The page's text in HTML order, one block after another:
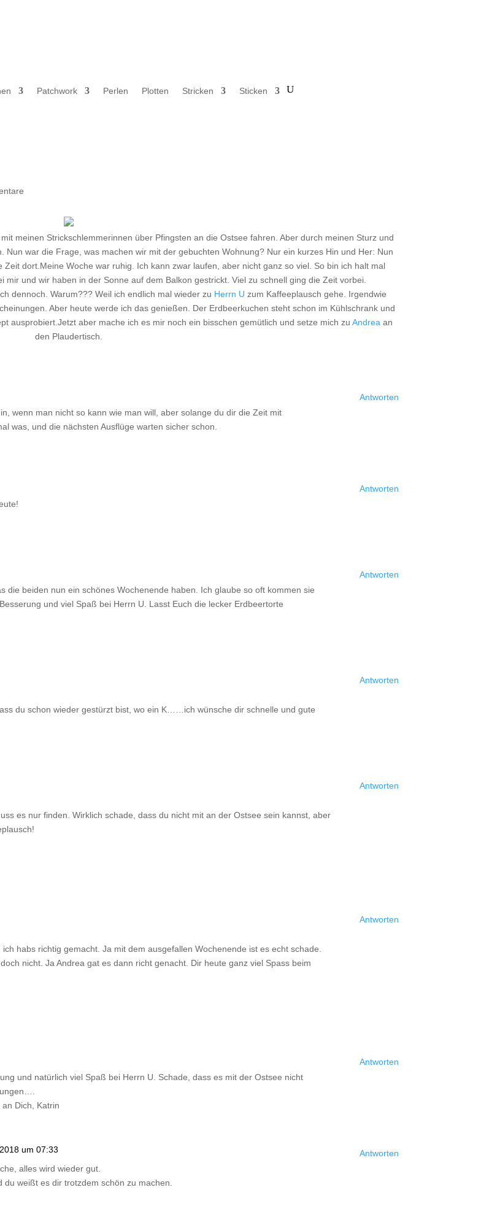
Patchwork Perlen Plotten Stricken Sticken
meinen Strickschlemmerinnen über Pfingsten an die Ostsee fahren. Aber durch meinen Sturz und
war die Frage, was machen wir mit der gebuchten Wohnung? Nur ein kurzes Hin und Her: Nun
dort.Meine Woche war ruhig. Ich kann zwar laufen, aber nicht ganz so viel. So bin ich halt mal
und wir haben in der Sonne auf dem Balkon gestrickt. Viel zu schnell ging die Zeit vorbei.
dennoch. Warum??? Weil ich endlich mal wieder zu Herrn U zum Kaffeeplausch gehe. Irgendwie
Aber heute werde ich das genießen. Der Erdbeerkuchen steht schon im Kühlschrank und
ausprobiert.Jetzt aber mache ich es mir noch ein bisschen gemütlich und setze mich zu Andrea an
den Plaudertisch.
wenn man nicht so kann wie man will, aber solange du dir die Zeit mit
was, und die nächsten Ausflüge warten sicher schon.
Antworten
Antworten
die beiden nun ein schönes Wochenende haben. Ich glaube so oft kommen sie
und viel Spaß bei Herrn U. Lasst Euch die lecker Erdbeertorte
Antworten
du schon wieder gestürzt bist, wo ein K……ich wünsche dir schnelle und gute
Antworten
es nur finden. Wirklich schade, dass du nicht mit an der Ostsee sein kannst, aber
Antworten
habs richtig gemacht. Ja mit dem ausgefallen Wochenende ist es echt schade.
nicht. Ja Andrea gat es dann richt genacht. Dir heute ganz viel Spass beim
Antworten
und natürlich viel Spaß bei Herrn U. Schade, dass es mit der Ostsee nicht
Dich, Katrin
Antworten
um 07:33
alles wird wieder gut.
weißt es dir trotzdem schön zu machen.
Antworten